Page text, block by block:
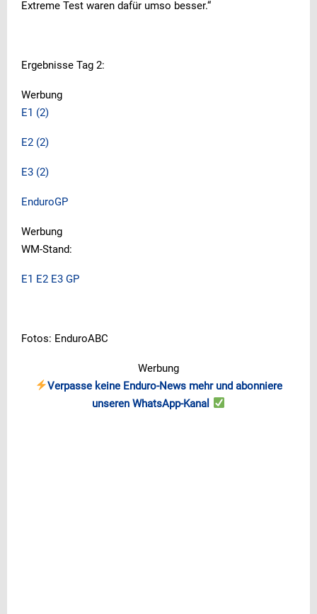
Extreme Test waren dafür umso besser.“
Ergebnisse Tag 2:
Werbung
E1 (2)
E2 (2)
E3 (2)
EnduroGP
Werbung
WM-Stand:
E1 E2 E3 GP
Fotos: EnduroABC
Werbung
Verpasse keine Enduro-News mehr und abonniere
unseren WhatsApp-Kanal